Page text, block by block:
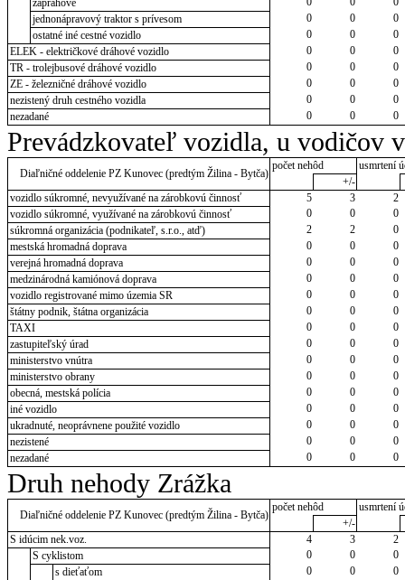
záprahové
jednonápravový traktor s prívesom
0 0
0
ostatné iné cestné vozidlo
0 0
0
ELEK - električkové dráhové vozidlo
0 0
0
TR - trolejbusové dráhové vozidlo
0 0
0
ZE - železničné dráhové vozidlo
0 0
0
nezistený druh cestného vozidla
0 0
0
nezadané
0 0 0
Prevádzkovateľ vozidla, u vodičov
Diaľničné oddelenie PZ Kunovec (predtým Žilina - Bytča)
počet nehôd
usmrtení
+/-
vozidlo súkromné, nevyužívané na zárobkovú činnosť
5 3
2
vozidlo súkromné, využívané na zárobkovú činnosť
0 0
0
súkromná organizácia (podnikateľ, s.r.o., atď)
2 2
0
mestská hromadná doprava
0 0
0
verejná hromadná doprava
0 0
0
medzinárodná kamiónová doprava
0 0
0
vozidlo registrované mimo územia SR
0 0
0
štátny podnik, štátna organizácia
0 0
0
TAXI
0 0
0
zastupiteľský úrad
0 0
0
ministerstvo vnútra
0 0
0
ministerstvo obrany
0 0
0
obecná, mestská polícia
0 0
0
iné vozidlo
0 0
0
ukradnuté, neoprávnene použité vozidlo
0 0
0
nezistené
0 0
0
nezadané
0 0 0
Druh nehody Zrážka
Diaľničné oddelenie PZ Kunovec (predtým Žilina - Bytča)
počet nehôd
usmrtení
+/-
S idúcim nek.voz.
4 3
2
S cyklistom
0 0
0
s dieťaťom
0 0 0